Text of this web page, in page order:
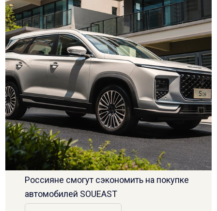
Россияне смогут сэкономить на покупке
автомобилей SOUEAST